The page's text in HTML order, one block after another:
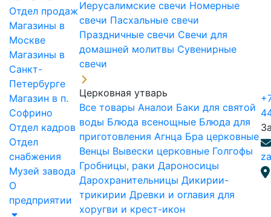
Отдел продаж
Магазины в
Москве
Магазины в
Санкт-
Петербурге
Магазин в п.
Софрино
Отдел кадров
Отдел
снабжения
Музей завода
О
предприятии
Иерусалимские свечи Номерные
свечи Пасхальные свечи
Праздничные свечи Свечи для
домашней молитвы Сувенирные
свечи
Церковная утварь
Все товары Аналои Баки для святой
воды Блюда всенощные Блюда для
приготовления Агнца Бра церковные
Венцы Вывески церковные Голгофы
Гробницы, раки Дароносицы
Дарохранительницы Дикирии-
трикирии Древки и оглавия для
хоругви и крест-икон